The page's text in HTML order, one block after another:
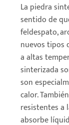
La piedra
sentido de
feldespato,
nuevos tipos
a altas
sinterizada
son
calor.
resistentes a
absorbe